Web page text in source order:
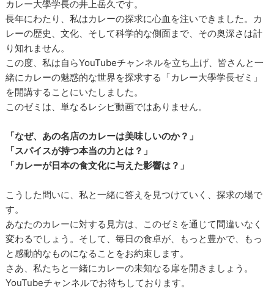
カレー大學学長の井上岳久です。
長年にわたり、私はカレーの探求に心血を注いできました。カ
レーの歴史、文化、そして科学的な側面まで、その奥深さは計
り知れません。
この度、私は自らYouTubeチャンネルを立ち上げ、皆さんと一
緒にカレーの魅惑的な世界を探求する「カレー大學学長ゼミ」
を開講することにいたしました。
このゼミは、単なるレシピ動画ではありません。
「なぜ、あの名店のカレーは美味しいのか？」
「スパイスが持つ本当の力とは？」
「カレーが日本の食文化に与えた影響は？」
こうした問いに、私と一緒に答えを見つけていく、探求の場で
す。
あなたのカレーに対する見方は、このゼミを通じて間違いなく
変わるでしょう。そして、毎日の食卓が、もっと豊かで、もっ
と感動的なものになることをお約束します。
さあ、私たちと一緒にカレーの未知なる扉を開きましょう。
YouTubeチャンネルでお待ちしております。